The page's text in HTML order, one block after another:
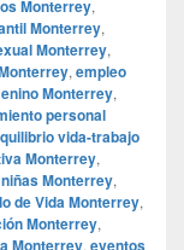
Monterrey,
Monterrey,
Monterrey,
, empleo
Monterrey,
personal
vida-trabajo
Monterrey,
Monterrey,
de Vida Monterrey,
Monterrey,
Monterrey, eventos